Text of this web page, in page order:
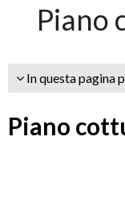
Piano
In questa pagina
Piano